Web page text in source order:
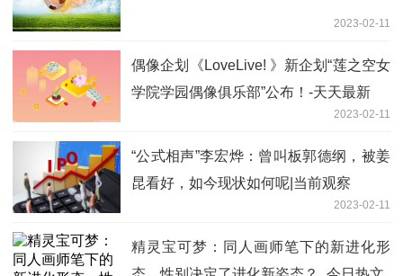
2023-02-11
偶像企划《LoveLive! 》新企划“莲之空女
学院学园偶像俱乐部”公布！-天天最新
2023-02-11
“公式相声”李宏烨：曾叫板郭德纲，被姜
昆看好，如今现状如何呢|当前观察
2023-02-11
精灵宝可梦：同人画师笔下的新进化形